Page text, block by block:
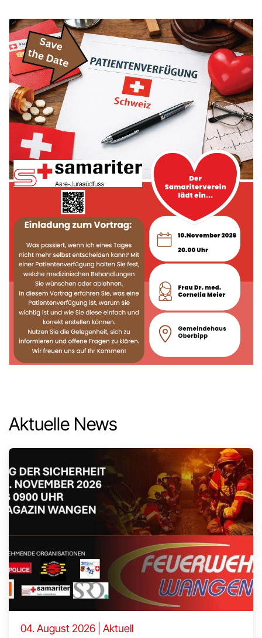
Aktuelle News
04. August 2026 | Aktuell